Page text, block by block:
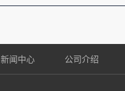
新闻中心 公司介绍